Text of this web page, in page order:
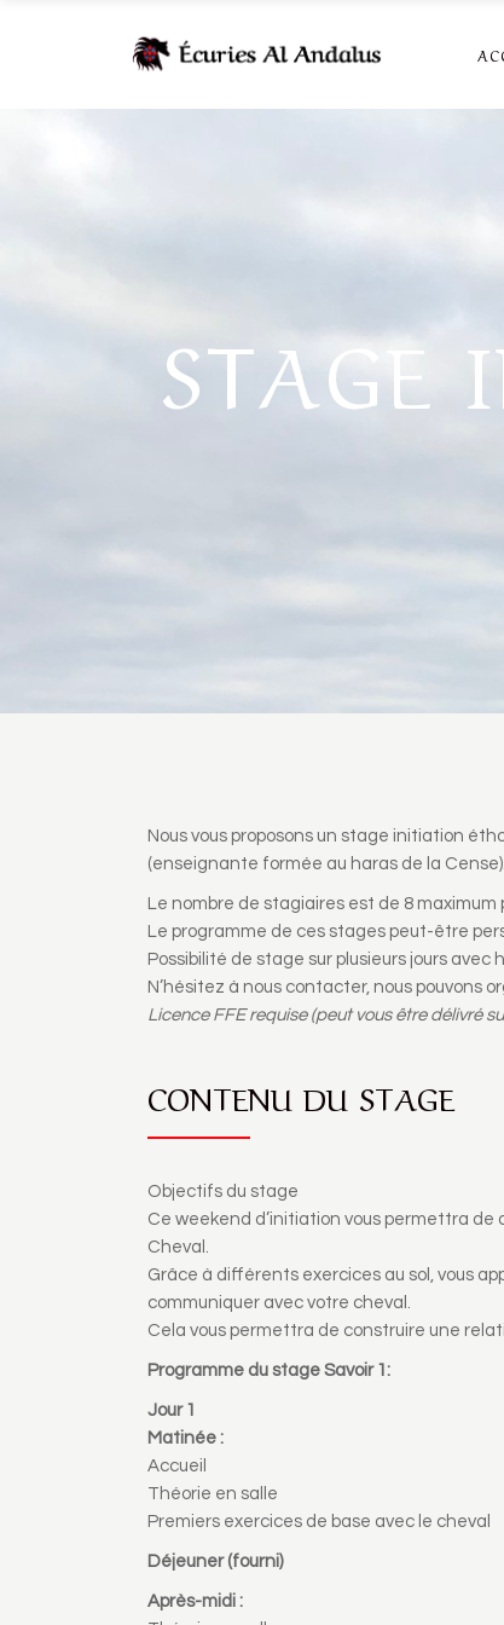
STAGE
Nous vous proposons un stage initiation
(enseignante formée au haras de la Cense).
Le nombre de stagiaires est de 8 maximum
Le programme de ces stages peut-être
Possibilité de stage sur plusieurs jours avec
N’hésitez à nous contacter, nous pouvons
Licence FFE requise (peut vous être délivré
CONTENU DU STAGE
Objectifs du stage
Ce weekend d’initiation vous permettra
Cheval.
Grâce à différents exercices au sol, vous
communiquer avec votre cheval.
Cela vous permettra de construire une
Programme du stage Savoir 1:
Jour 1
Matinée :
Accueil
Théorie en salle
Premiers exercices de base avec le cheval
Déjeuner (fourni)
Après-midi :